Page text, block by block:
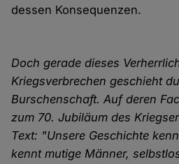
dessen Konsequenzen.
Doch gerade dieses
Kriegsverbrechen geschieht
Burschenschaft. Auf deren
zum 70. Jubiläum des
Text: "Unsere Geschichte
kennt mutige Männer,